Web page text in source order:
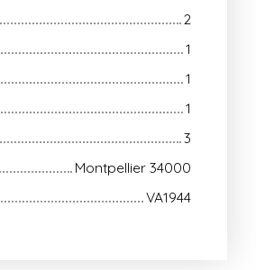
2
1
1
1
3
Montpellier 34000
VA1944